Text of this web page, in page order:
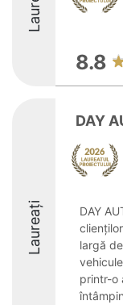
8.8
Laureați
DAY
DAY
largă
printr-o